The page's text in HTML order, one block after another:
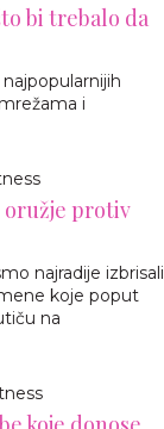
bi trebalo da
i
oružje protiv
najradije izbrisali
koje poput
na